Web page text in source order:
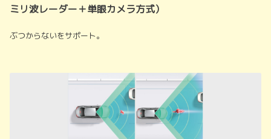
ミリ波レーダー＋単眼カメラ方式）
ぶつからないをサポート。